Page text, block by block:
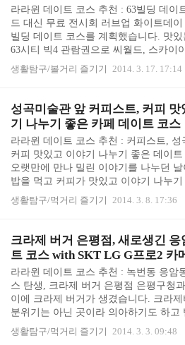
쓰사이공이었다는 사실에 깜짝 놀랐어
랑님이 제가 예전에 쓴 후기에 여기 미
니냐고 물어보시더니... 미스 사이공이
아라고 가면서 이름도 제대로 몰랐네요
up
라라윈 데이트 코스 추천 : 63빌딩 데이
드 대신 무료 전시회 러브업 화이트데이
빌딩 데이트 코스를 계획했습니다. 맛
63시티 빅4 관람권으로 씨월드, 스카이
왁스 뮤지엄도 보려고 했어요. 봄바람 살
도 좋고, 63스퀘어 맛집에 빅4 관람은 최
빌딩에 오면 왠지 기념 사진을 찍어야
레임을 느낍니다. 63빌딩 놀러왔어요!
코스 1. 맛집에서 배부터 채우기 63빌딩
뮤지엄 관람에 앞서 든든하게 밥부터 먹
날은 티원의 중식 코스 요리를 먹었어요
맛집 티원 코스 요리 메뉴, 원園 코스 후
뷔페 파빌리..
생활탐구/볼거리 즐기기 2014. 3. 17. 17:14
성곡미술관 앞 커피스트, 커피 맛
기 나누기 좋은 카페 데이트 코스
라라윈 데이트 코스 추천 : 커피스트, 성
커피 맛있고 이야기 나누기 좋은 데이
오랫만에 만나 밀린 이야기를 나누던
밥을 먹고 커피가 맛있고 이야기 나누
찾았더니, 친구가 추천한 곳이 성곡미술
트 였어요. 커피스트는 그리 크지 않은
정돈되지 않은 듯 가득 채워져 있었습니
가의 수집공간 같은 느낌이었어요. 커피
모르겠지만, 이렇게 좁고 다닥다닥한 곳
나누기가 좋을까는 갸우뚱했습니다. 우
있던 마지막 빈 테이블에 자리를 잡고
쌀쌀해진 11월... 커피스트에 처음 갔을
의 향긋한 드립 커피는 아주 근사했고,
생활탐구/먹거리 즐기기 2014. 3. 8. 17:36
크라제 버거 은평점, 새로생긴 응
트 코스 with SKT LG G프로2 카
라라윈 데이트 코스 추천 : 녹번동 응암
스 탄생, 크라제 버거 은평점 은평구청
이에 크라제 버거가 생겼습니다. 크라
분위기는 아닌 곳이라 의아하기도 하고
습니다. 크라제 버거 은평점 덕분에 녹번
데이트 코스가 하나 더 늘어났습니다. 얼
생활탐구/먹거리 즐기기 2014. 3. 3. 09:48